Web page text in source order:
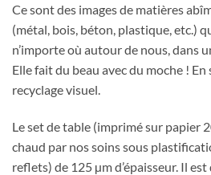
Ce sont des images de matières
(métal, bois, béton, plastique, etc.)
n’importe où autour de nous, dans
Elle fait du beau avec du moche ! En
recyclage visuel.
Le set de table (imprimé sur papier
chaud par nos soins sous
reflets) de 125 µm d’épaisseur. Il